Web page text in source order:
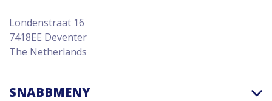
Londenstraat 16
7418EE Deventer
The Netherlands
SNABBMENY